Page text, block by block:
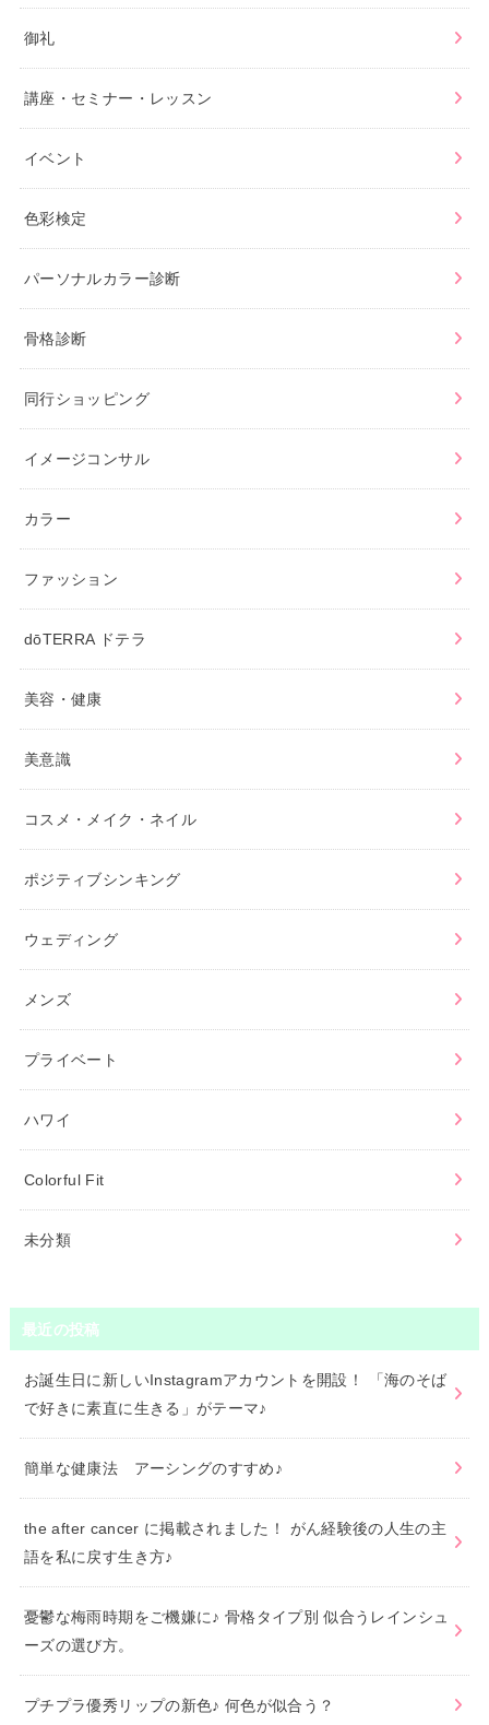
御礼
講座・セミナー・レッスン
イベント
色彩検定
パーソナルカラー診断
骨格診断
同行ショッピング
イメージコンサル
カラー
ファッション
dōTERRA ドテラ
美容・健康
美意識
コスメ・メイク・ネイル
ポジティブシンキング
ウェディング
メンズ
プライベート
ハワイ
Colorful Fit
未分類
最近の投稿
お誕生日に新しいInstagramアカウントを開設！ 「海のそば
で好きに素直に生きる」がテーマ♪
簡単な健康法 アーシングのすすめ♪
the after cancer に掲載されました！ がん経験後の人生の主
語を私に戻す生き方♪
憂鬱な梅雨時期をご機嫌に♪ 骨格タイプ別 似合うレインシュ
ーズの選び方。
プチプラ優秀リップの新色♪ 何色が似合う？